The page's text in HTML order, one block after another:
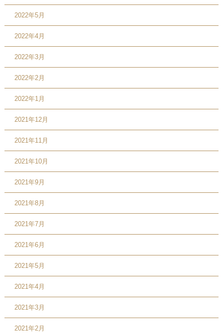
2022年5月
2022年4月
2022年3月
2022年2月
2022年1月
2021年12月
2021年11月
2021年10月
2021年9月
2021年8月
2021年7月
2021年6月
2021年5月
2021年4月
2021年3月
2021年2月